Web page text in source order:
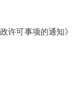
许可事项的通知》